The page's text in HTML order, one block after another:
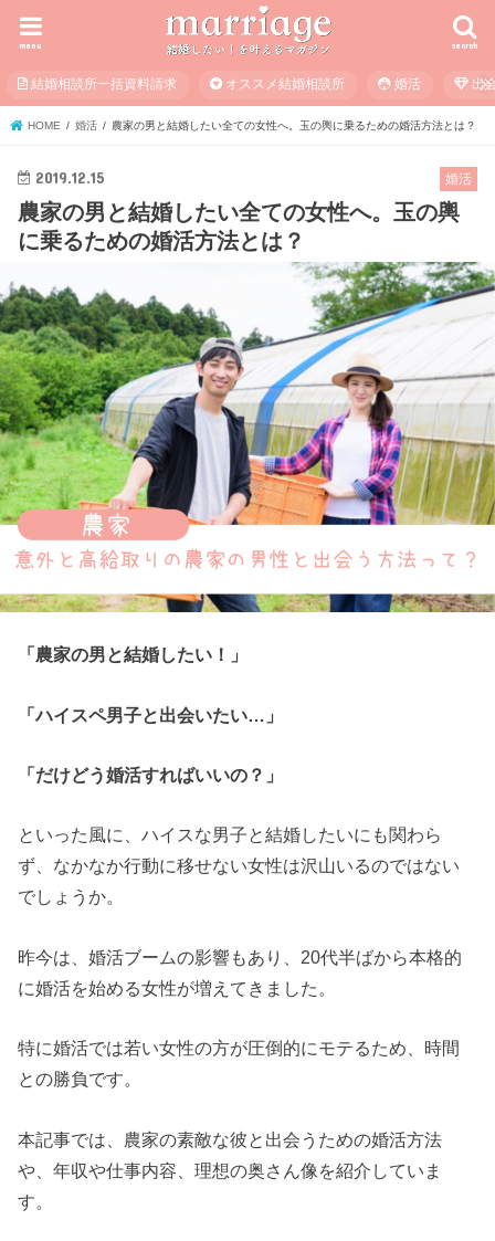
search
menu
結婚相談所一括資料請求 オススメ結婚相談所 婚活 出
HOME 婚活 農家の男と結婚したい全ての女性へ。玉の輿に乗るための婚活方法とは？
婚活
2019.12.15
農家の男と結婚したい全ての女性へ。玉の輿
に乗るための婚活方法とは？
「農家の男と結婚したい！」
「ハイスペ男子と出会いたい…」
「だけどう婚活すればいいの？」
といった風に、ハイスな男子と結婚したいにも関わら
ず、なかなか行動に移せない女性は沢山いるのではない
でしょうか。
昨今は、婚活ブームの影響もあり、20代半ばから本格的
に婚活を始める女性が増えてきました。
特に婚活では若い女性の方が圧倒的にモテるため、時間
との勝負です。
本記事では、農家の素敵な彼と出会うための婚活方法
や、年収や仕事内容、理想の奥さん像を紹介していま
す。